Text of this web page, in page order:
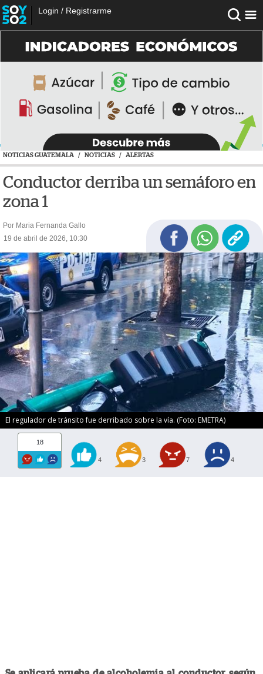
Login / Registrarme
NOTICIAS GUATEMALA / NOTICIAS / ALERTAS
Conductor derriba un semáforo en
zona 1
Por Maria Fernanda Gallo
19 de abril de 2026, 10:30
El regulador de tránsito fue derribado sobre la vía. (Foto: EMETRA)
18
4 3 7 4